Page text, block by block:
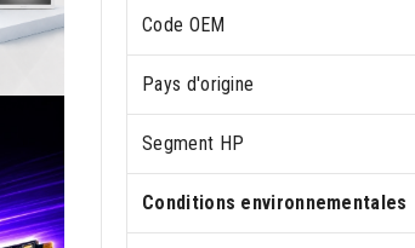
Code OEM
Pays d'origine
Segment HP
Conditions environnementales